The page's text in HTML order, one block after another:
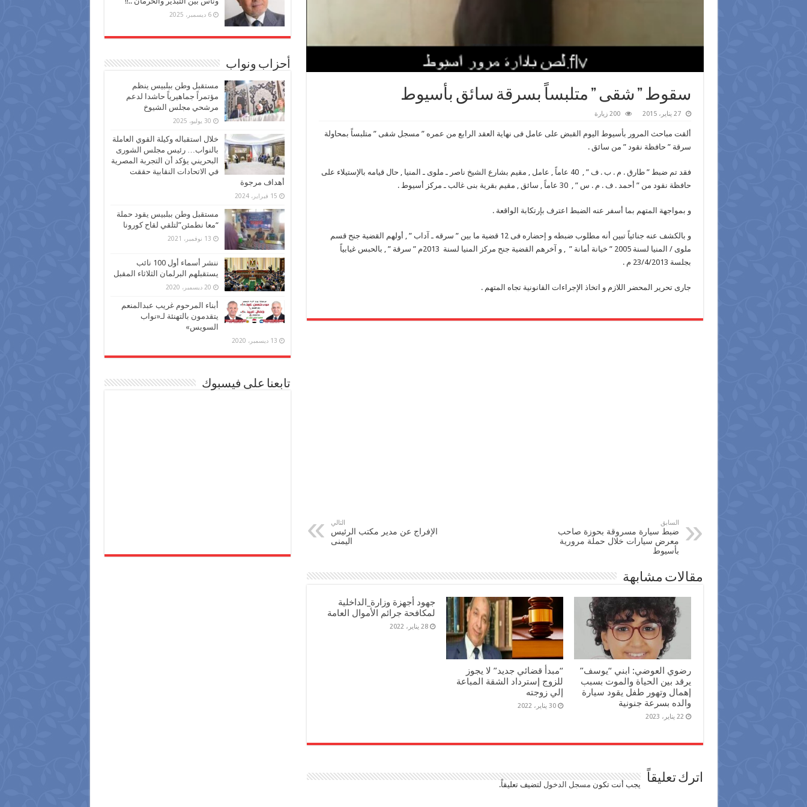
سقوط ” شقى ” متلبساً بسرقة سائق بأسيوط
27 يناير، 2015 200 زيارة
ألقت مباحث المرور بأسيوط اليوم القبض على عامل فى نهاية العقد الرابع من عمره ” مسجل شقى ” متلبساً بمحاولة
سرقة ” حافظة نقود ” من سائق .
فقد تم ضبط ” طارق . م . ب . ف ” , 40 عاماً , عامل , مقيم بشارع الشيخ ناصر ـ ملوى ـ المنيا , حال قيامه بالإستيلاء على
حافظة نقود من ” أحمد . ف . م . س ” , 30 عاماً , سائق , مقيم بقرية بنى غالب ـ مركز أسيوط .
و بمواجهة المتهم بما أسفر عنه الضبط اعترف بإرتكابة الواقعة .
و بالكشف عنه جنائياً تبين أنه مطلوب ضبطه و إحضاره فى 12 قضية ما بين ” سرقه ـ آداب ” , أولهم القضية جنح قسم
ملوى / المنيا لسنة 2005 ” خيانة أمانة ” , و آخرهم القضية جنح مركز المنيا لسنة 2013م ” سرقة ” , بالحبس غيابياً
بجلسة 23/4/2013 م .
جارى تحرير المحضر اللازم و اتخاذ الإجراءات القانونية تجاه المتهم .
السابق
ضبط سيارة مسروقة بحوزة صاحب
معرض سيارات خلال حملة مرورية
بأسيوط
التالي
الإفراج عن مدير مكتب الرئيس
اليمنى
مقالات مشابهة
رضوي العوضي: ابني “يوسف”
يرقد بين الحياة والموت بسبب
إهمال وتهور طفل يقود سيارة
والده بسرعة جنونية
22 يناير، 2023
“مبدأ قضائي جديد” لا يجوز
للزوج إسترداد الشقة المباعة
إلي زوجته
30 يناير، 2022
جهود أجهزة وزارة_الداخلية
لمكافحة جرائم الأموال العامة
28 يناير، 2022
اترك تعليقاً يجب أنت تكون مسجل الدخول لتضيف تعليقاً.
6 ديسمبر، 2025
أحزاب ونواب
مستقبل وطن ببلبيس ينظم
مؤتمراً جماهيرياً حاشدا لدعم
مرشحي مجلس الشيوخ
30 يوليو، 2025
خلال استقباله وكيلة القوي العاملة
بالنواب… رئيس مجلس الشورى
البحريني يؤكد أن التجربة المصرية
في الاتحادات النقابية حققت
أهداف مرجوة
15 فبراير، 2024
مستقبل وطن ببلبيس يقود حملة
“معا نطمئن”لتلقي لقاح كورونا
13 نوفمبر، 2021
ننشر أسماء أول 100 نائب
يستقبلهم البرلمان الثلاثاء المقبل
20 ديسمبر، 2020
أبناء المرحوم غريب عبدالمنعم
يتقدمون بالتهنئة لـ«نواب
السويس»
13 ديسمبر، 2020
تابعنا على فيسبوك